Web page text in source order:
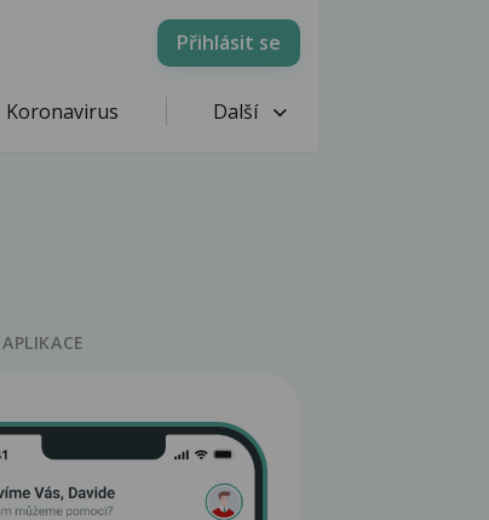
Přihlásit se
Koronavirus Další